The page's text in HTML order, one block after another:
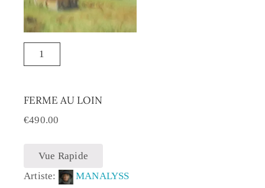
FERME AU LOIN
€490.00
Vue Rapide
Artiste:
MANALYSS